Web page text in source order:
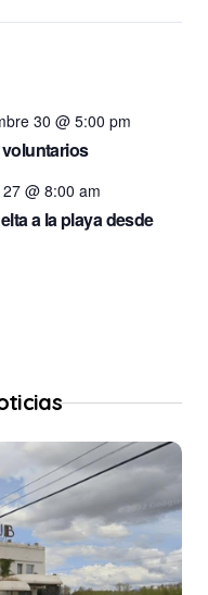
30 @ 5:00 pm
@ 8:00 am
a la playa desde